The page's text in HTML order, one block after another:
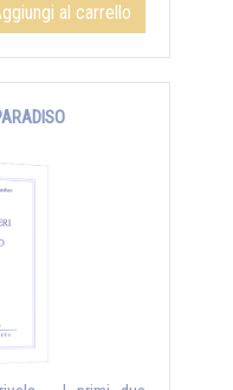
al carrello